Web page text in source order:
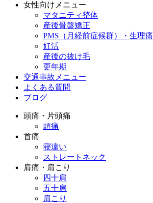
女性向けメニュー
マタニティ整体
産後骨盤矯正
PMS（月経前症候群）・生理痛
妊活
産後の抜け毛
更年期
交通事故メニュー
よくある質問
ブログ
頭痛・片頭痛
頭痛
首痛
寝違い
ストレートネック
肩痛・肩こり
四十肩
五十肩
肩こり